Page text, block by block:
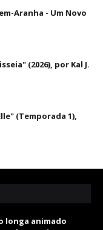
Aranha - Um Novo
(2026), por Kal J.
(Temporada 1),
longa animado